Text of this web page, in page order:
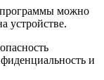
программы можно
устройстве.
и